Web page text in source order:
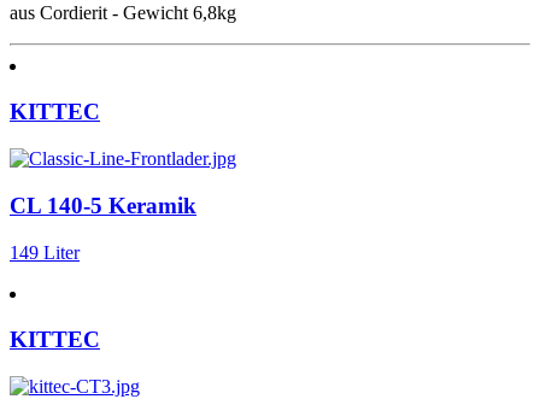
aus Cordierit - Gewicht 6,8kg
KITTEC
CL 140-5 Keramik
149 Liter
KITTEC